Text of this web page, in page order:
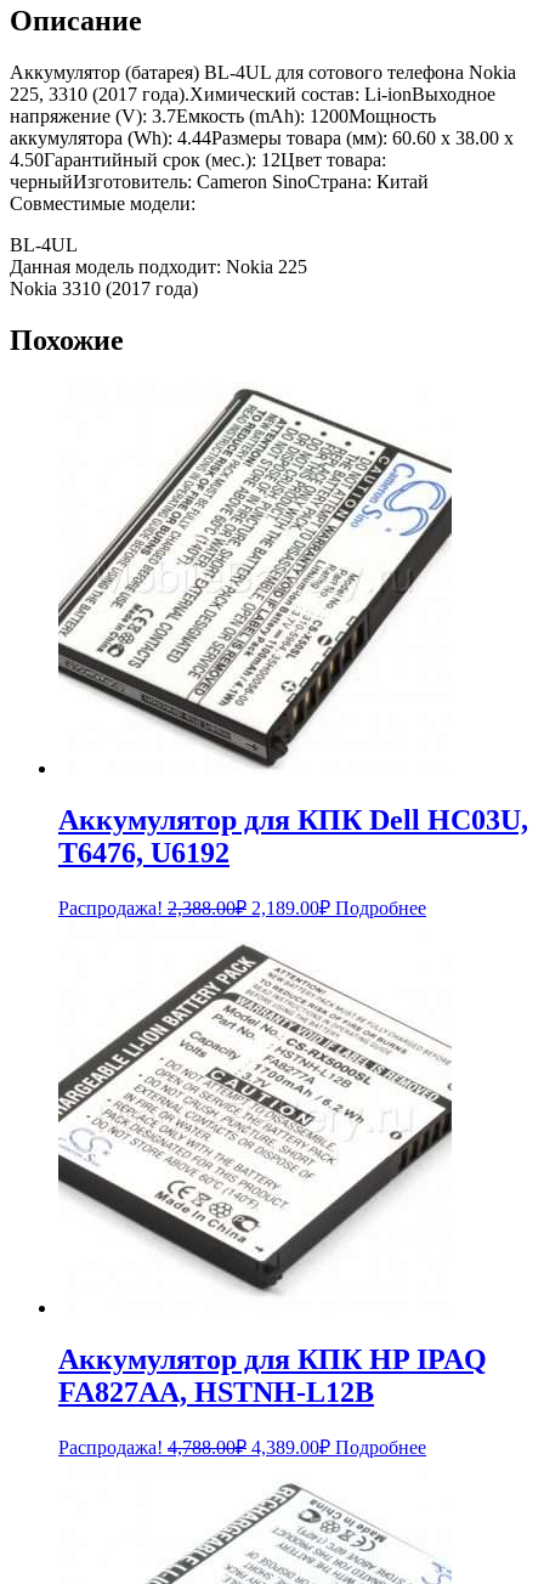
Описание
Аккумулятор (батарея) BL-4UL для сотового телефона Nokia
225, 3310 (2017 года).Химический состав: Li-ionВыходное
напряжение (V): 3.7Емкость (mAh): 1200Мощность
аккумулятора (Wh): 4.44Размеры товара (мм): 60.60 x 38.00 x
4.50Гарантийный срок (мес.): 12Цвет товара:
черныйИзготовитель: Cameron SinoСтрана: Китай
Совместимые модели:
BL-4UL
Данная модель подходит: Nokia 225
Nokia 3310 (2017 года)
Похожие
Аккумулятор для КПК Dell HC03U,
T6476, U6192
Распродажа! 2,388.00₽ Первоначальная
составляла
2,388.00₽.
2,189.00₽Текущая
цена:
Подробнее
Аккумулятор для КПК HP IPAQ
FA827AA, HSTNH-L12B
Распродажа! 4,788.00₽ Первоначальная
составляла
4,788.00₽.
4,389.00₽Текущая
цена:
Подробнее